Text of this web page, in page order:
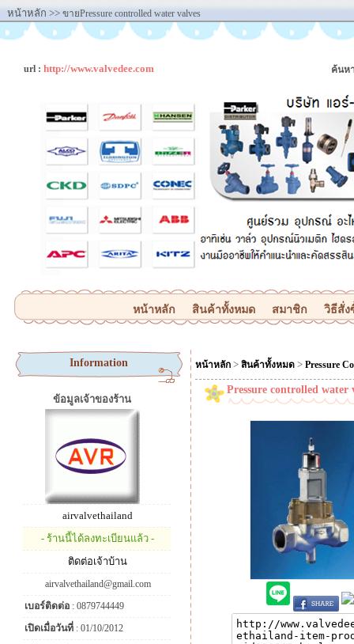
หน้าหลัก >> ขายPressure controlled water valves
url : http://www.valvedee.com ค้นห
หน้าหลัก สินค้าทั้งหมด สมาชิก วิธีสั่
Information
ข้อมูลเจ้าของร้าน
airvalvethailand
- ร้านนี้ได้ลงทะเบียนแล้ว -
ติดต่อเจ้าบ้าน
airvalvethailand@gmail.com
เบอร์ติดต่อ : 0879744449
เปิดเมื่อวันที่ : 01/10/2012
หน้าหลัก > สินค้าทั้งหมด > Pressure
Pressure controlled water